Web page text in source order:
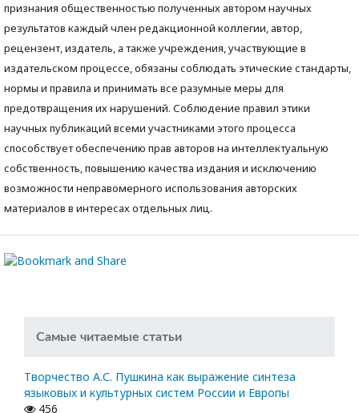
признания общественностью полученных автором научных
результатов каждый член редакционной коллегии, автор,
рецензент, издатель, а также учреждения, участвующие в
издательском процессе, обязаны соблюдать этические стандарты,
нормы и правила и принимать все разумные меры для
предотвращения их нарушений. Соблюдение правил этики
научных публикаций всеми участниками этого процесса
способствует обеспечению прав авторов на интеллектуальную
собственность, повышению качества издания и исключению
возможности неправомерного использования авторских
материалов в интересах отдельных лиц.
Самые читаемые статьи
Творчество А.С. Пушкина как выражение синтеза
языковых и культурных систем России и Европы
456